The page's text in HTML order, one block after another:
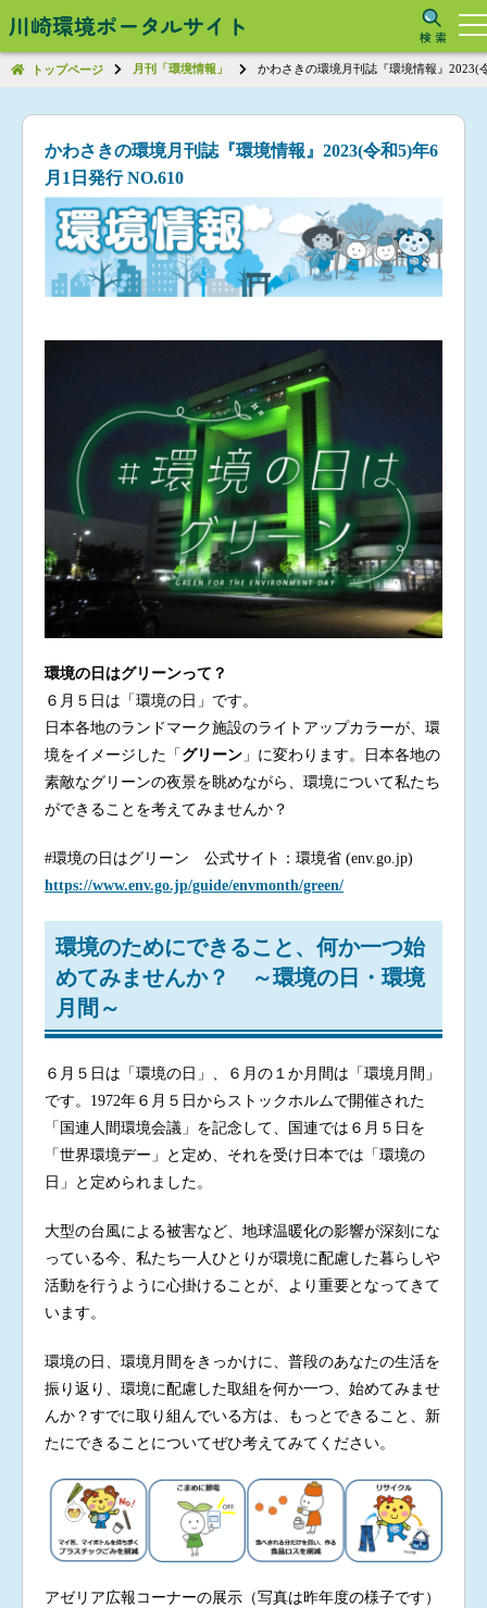
川崎環境ポータルサイト
トップページ 月刊「環境情報」 かわさきの環境月刊誌『環境情報』2023(
かわさきの環境月刊誌『環境情報』2023(令和5)年6
月1日発行 NO.610
環境の日はグリーンって？
６月５日は「環境の日」です。
日本各地のランドマーク施設のライトアップカラーが、環
境をイメージした「 グリーン 」に変わります。日本各地の
素敵なグリーンの夜景を眺めながら、環境について私たち
ができることを考えてみませんか？
#環境の日はグリーン 公式サイト：環境省 (env.go.jp)
https://www.env.go.jp/guide/envmonth/green/
環境のためにできること、何か一つ始
めてみませんか？ ～環境の日・環境
月間～
６月５日は「環境の日」、６月の１か月間は「環境月間」
です。1972年６月５日からストックホルムで開催された
「国連人間環境会議」を記念して、国連では６月５日を
「世界環境デー」と定め、それを受け日本では「環境の
日」と定められました。
大型の台風による被害など、地球温暖化の影響が深刻にな
っている今、私たち一人ひとりが環境に配慮した暮らしや
活動を行うように心掛けることが、より重要となってきて
います。
環境の日、環境月間をきっかけに、普段のあなたの生活を
振り返り、環境に配慮した取組を何か一つ、始めてみませ
んか？すでに取り組んでいる方は、もっとできること、新
たにできることについてぜひ考えてみてください。
アゼリア広報コーナーの展示（写真は昨年度の様子です）